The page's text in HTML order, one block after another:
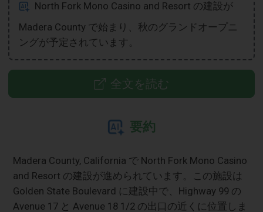
North Fork Mono Casino and Resort の建設が
Madera County で始まり、秋のグランドオープニ
ングが予定されています。
全文を読む
要約
Madera County, California で North Fork Mono Casino
and Resort の建設が進められています。この施設は
Golden State Boulevard に建設中で、Highway 99 の
Avenue 17 と Avenue 18 1/2 の出口の近くに位置しま